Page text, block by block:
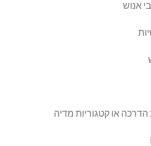
אנוש
הדרכה או קטגוריות מדיה